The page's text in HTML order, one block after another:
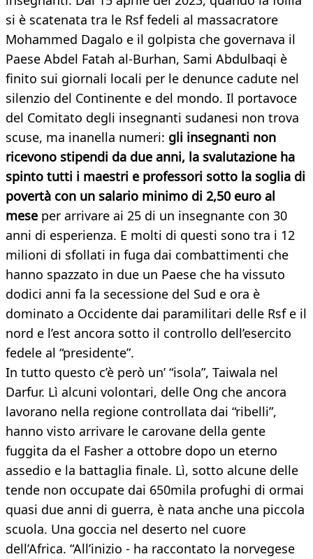
si è scatenata tra le Rsf fedeli al massacratore
Mohammed Dagalo e il golpista che governava il
Paese Abdel Fatah al-Burhan, Sami Abdulbaqi è
finito sui giornali locali per le denunce cadute nel
silenzio del Continente e del mondo. Il portavoce
del Comitato degli insegnanti sudanesi non trova
scuse, ma inanella numeri: gli insegnanti non
ricevono stipendi da due anni, la svalutazione ha
spinto tutti i maestri e professori sotto la soglia di
povertà con un salario minimo di 2,50 euro al
mese per arrivare ai 25 di un insegnante con 30
anni di esperienza. E molti di questi sono tra i 12
milioni di sfollati in fuga dai combattimenti che
hanno spazzato in due un Paese che ha vissuto
dodici anni fa la secessione del Sud e ora è
dominato a Occidente dai paramilitari delle Rsf e il
nord e l’est ancora sotto il controllo dell’esercito
fedele al “presidente”.
In tutto questo c’è però un’ “isola”, Taiwala nel
Darfur. Lì alcuni volontari, delle Ong che ancora
lavorano nella regione controllata dai “ribelli”,
hanno visto arrivare le carovane della gente
fuggita da el Fasher a ottobre dopo un eterno
assedio e la battaglia finale. Lì, sotto alcune delle
tende non occupate dai 650mila profughi di ormai
quasi due anni di guerra, è nata anche una piccola
scuola. Una goccia nel deserto nel cuore
dell’Africa. “All’inizio - ha raccontato la norvegese